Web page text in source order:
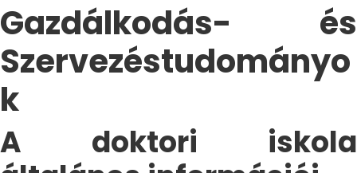
Gazdálkodás- és
Szervezéstudományo
k
A doktori iskola